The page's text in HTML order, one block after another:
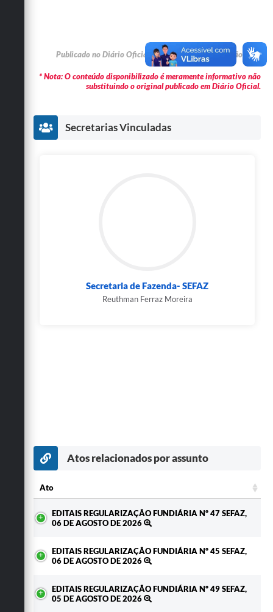
Publicado no Diário Oficial em 16/05/2026 na edição: 776
* Nota: O conteúdo disponibilizado é meramente informativo não
substituindo o original publicado em Diário Oficial.
Secretarias Vinculadas
Secretaria de Fazenda- SEFAZ
Reuthman Ferraz Moreira
Atos relacionados por assunto
Ato
EDITAIS REGULARIZAÇÃO FUNDIÁRIA Nº 47 SEFAZ,
06 DE AGOSTO DE 2026
EDITAIS REGULARIZAÇÃO FUNDIÁRIA Nº 45 SEFAZ,
06 DE AGOSTO DE 2026
EDITAIS REGULARIZAÇÃO FUNDIÁRIA Nº 49 SEFAZ,
05 DE AGOSTO DE 2026